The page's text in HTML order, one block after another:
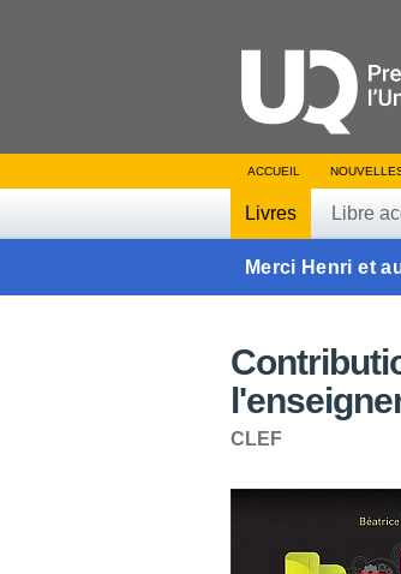
ACCUEIL
Livres Libre
Merci Henri et
CLEF